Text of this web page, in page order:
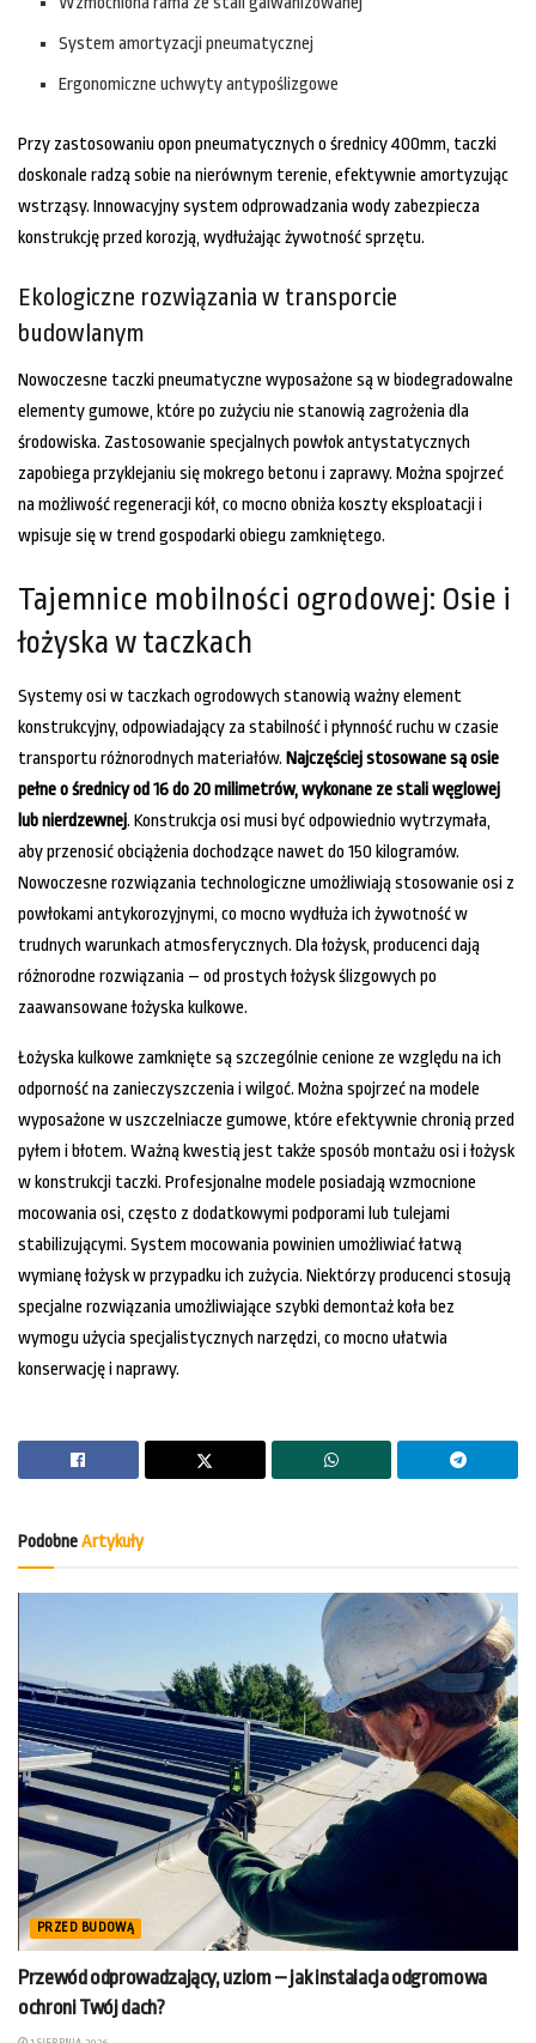
System amortyzacji pneumatycznej
Ergonomiczne uchwyty antypoślizgowe
Przy zastosowaniu opon pneumatycznych o średnicy 400mm, taczki
doskonale radzą sobie na nierównym terenie, efektywnie amortyzując
wstrząsy. Innowacyjny system odprowadzania wody zabezpiecza
konstrukcję przed korozją, wydłużając żywotność sprzętu.
Ekologiczne rozwiązania w transporcie
budowlanym
Nowoczesne taczki pneumatyczne wyposażone są w biodegradowalne
elementy gumowe, które po zużyciu nie stanowią zagrożenia dla
środowiska. Zastosowanie specjalnych powłok antystatycznych
zapobiega przyklejaniu się mokrego betonu i zaprawy. Można spojrzeć
na możliwość regeneracji kół, co mocno obniża koszty eksploatacji i
wpisuje się w trend gospodarki obiegu zamkniętego.
Tajemnice mobilności ogrodowej: Osie i
łożyska w taczkach
Systemy osi w taczkach ogrodowych stanowią ważny element
konstrukcyjny, odpowiadający za stabilność i płynność ruchu w czasie
transportu różnorodnych materiałów. Najczęściej stosowane są osie
pełne o średnicy od 16 do 20 milimetrów, wykonane ze stali węglowej
lub nierdzewnej. Konstrukcja osi musi być odpowiednio wytrzymała,
aby przenosić obciążenia dochodzące nawet do 150 kilogramów.
Nowoczesne rozwiązania technologiczne umożliwiają stosowanie osi z
powłokami antykorozyjnymi, co mocno wydłuża ich żywotność w
trudnych warunkach atmosferycznych. Dla łożysk, producenci dają
różnorodne rozwiązania – od prostych łożysk ślizgowych po
zaawansowane łożyska kulkowe.
Łożyska kulkowe zamknięte są szczególnie cenione ze względu na ich
odporność na zanieczyszczenia i wilgoć. Można spojrzeć na modele
wyposażone w uszczelniacze gumowe, które efektywnie chronią przed
pyłem i błotem. Ważną kwestią jest także sposób montażu osi i łożysk
w konstrukcji taczki. Profesjonalne modele posiadają wzmocnione
mocowania osi, często z dodatkowymi podporami lub tulejami
stabilizującymi. System mocowania powinien umożliwiać łatwą
wymianę łożysk w przypadku ich zużycia. Niektórzy producenci stosują
specjalne rozwiązania umożliwiające szybki demontaż koła bez
wymogu użycia specjalistycznych narzędzi, co mocno ułatwia
konserwację i naprawy.
PodobneArtykuły
PRZED BUDOWĄ
Przewód odprowadzający, uziom – jak instalacja odgromowa
ochroni Twój dach?